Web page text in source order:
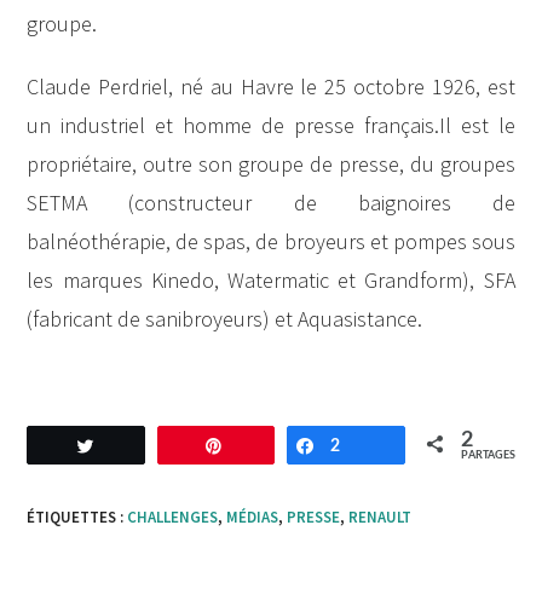
groupe.
Claude Perdriel, né au Havre le 25 octobre 1926, est
un industriel et homme de presse français.Il est le
propriétaire, outre son groupe de presse, du groupes
SETMA (constructeur de baignoires de
balnéothérapie, de spas, de broyeurs et pompes sous
les marques Kinedo, Watermatic et Grandform), SFA
(fabricant de sanibroyeurs) et Aquasistance.
Enregistrer Partagez
2 2
PARTAGES
ÉTIQUETTES : CHALLENGES, MÉDIAS, PRESSE, RENAULT